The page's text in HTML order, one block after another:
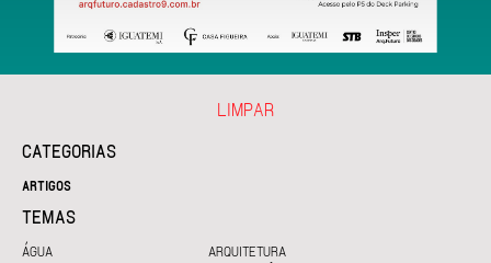
CATEGORIAS
ARTIGOS
TEMAS
ÁGUA
ARQUITETURA
LIMPAR